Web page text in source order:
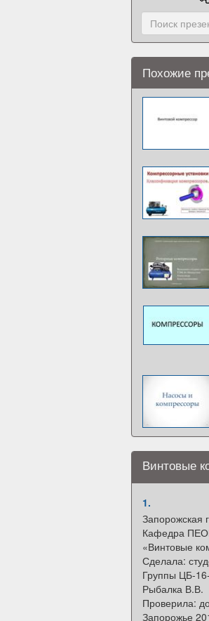
Похожие
Винтовые
1.
Запорожская
Кафедра
«Винтовые
Сделала:
Группы ЦБ-
Рыбалка В.В.
Проверила:
Запорожье